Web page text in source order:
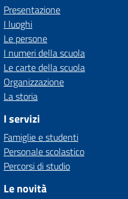
Presentazione
I luoghi
Le persone
I numeri della scuola
Le carte della scuola
Organizzazione
La storia
I servizi
Famiglie e studenti
Personale scolastico
Percorsi di studio
Le novità